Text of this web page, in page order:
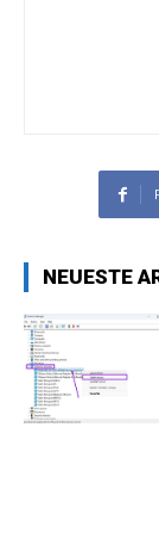
NEUESTE